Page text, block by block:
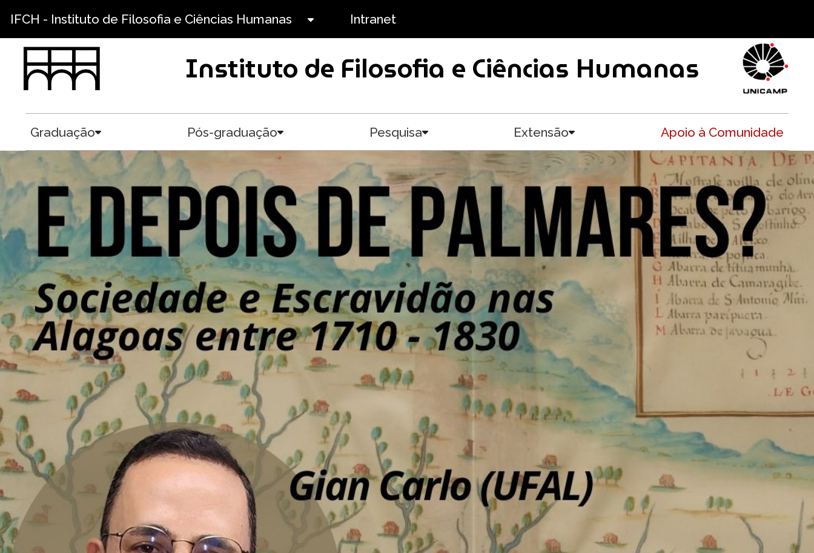
IFCH - Instituto de Filosofia e Ciências Humanas Intranet
Instituto de Filosofia e Ciências Humanas
Graduação Pós-graduação Pesquisa Extensão Apoio à Comunidade